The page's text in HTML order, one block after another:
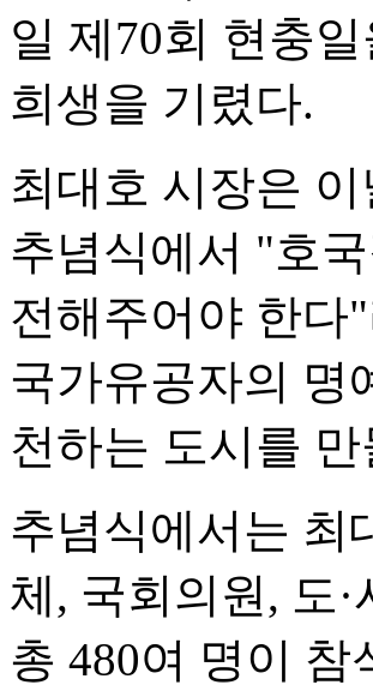
일 제70회 현충
희생을 기렸다.
최대호 시장은
추념식에서 "호
전해주어야 한다
국가유공자의 명
천하는 도시를
추념식에서는 최
체, 국회의원, 도
총 480여 명이